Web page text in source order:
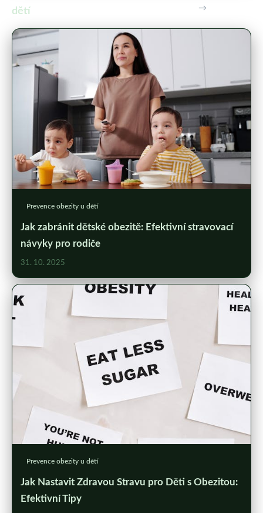
dětí
→
Prevence obezity u dětí
Jak zabránit dětské obezitě: Efektivní stravovací
návyky pro rodiče
31. 10. 2025
Prevence obezity u dětí
Jak Nastavit Zdravou Stravu pro Děti s Obezitou:
Efektivní Tipy